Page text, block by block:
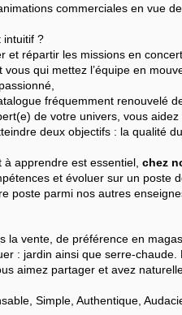
commerciales en vue
intuitif ?
et répartir les missions en
qui mettez l’équipe en
fréquemment renouvelé
de votre univers, vous
deux objectifs : la qualité
à apprendre est essentiel, chez
et évoluer sur un poste
poste parmi nos autres
la vente, de préférence en
: jardin ainsi que serre-
aimez partager et avez
Simple, Authentique,